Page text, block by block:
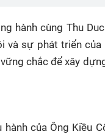
hành cùng Thu
và sự phát triển của
chắc để xây
của Ông Kiều